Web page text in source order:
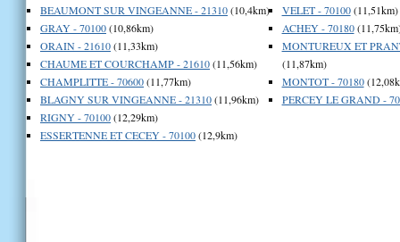
BEAUMONT SUR VINGEANNE - 21310(10,4km)
GRAY - 70100(10,86km)
ORAIN - 21610(11,33km)
CHAUME ET COURCHAMP - 21610(11,56km)
CHAMPLITTE - 70600(11,77km)
BLAGNY SUR VINGEANNE - 21310(11,96km)
RIGNY - 70100(12,29km)
ESSERTENNE ET CECEY - 70100(12,9km)
VELET - 70100(11,51km)
ACHEY - 70180
MONTUREUX ET
(11,87km)
MONTOT - 70180
PERCEY LE GRAND -